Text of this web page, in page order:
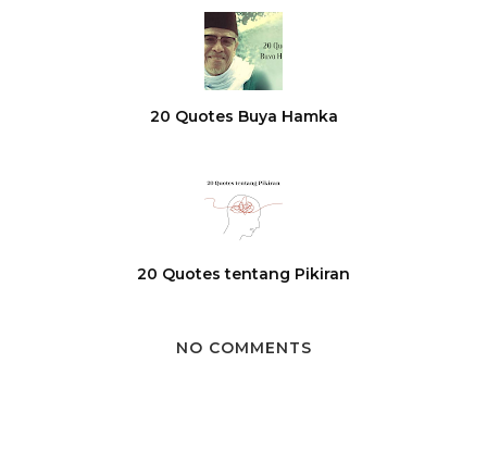
20 Quotes Buya Hamka
20 Quotes tentang Pikiran
NO COMMENTS